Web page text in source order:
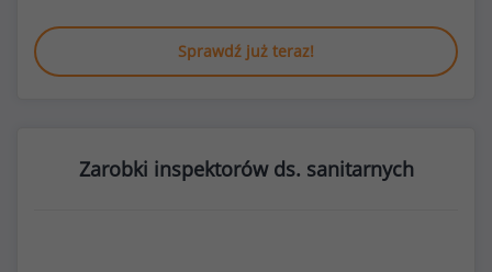
Sprawdź już teraz!
Zarobki inspektorów ds. sanitarnych